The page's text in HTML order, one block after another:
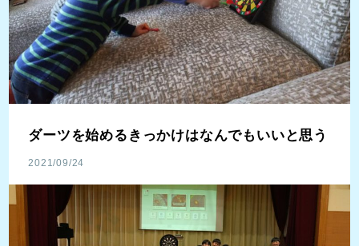
ダーツを始めるきっかけはなんでもいいと思う
2021/09/24